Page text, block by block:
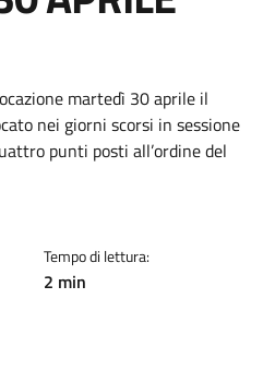
notizia
martedì 30 aprile il
nei giorni scorsi in sessione
punti posti all’ordine del
Tempo di lettura:
2 min